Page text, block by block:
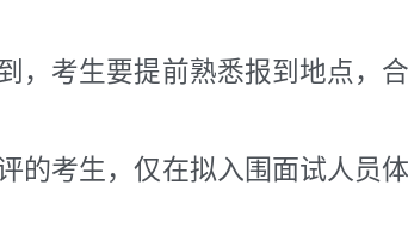
，考生要提前熟悉报到地点，
的考生，仅在拟入围面试人员